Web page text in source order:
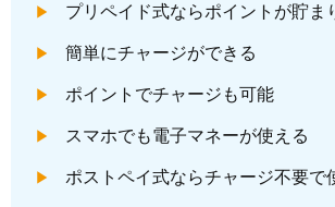
プリペイド式ならポイントが貯ま
簡単にチャージができる
ポイントでチャージも可能
スマホでも電子マネーが使える
ポストペイ式ならチャージ不要で